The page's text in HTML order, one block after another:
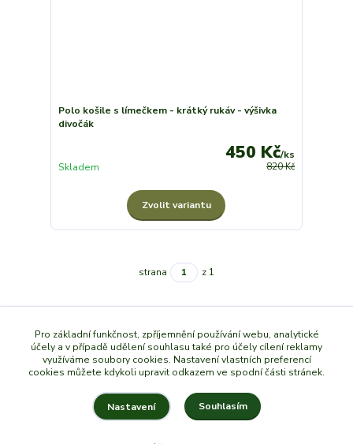
Polo košile s límečkem - krátký rukáv - výšivka
divočák
820 Kč
450 Kč/ks
Skladem
Zvolit variantu
strana z 1
Pro základní funkčnost, zpříjemnění používání webu, analytické
účely a v případě udělení souhlasu také pro účely cílení reklamy
využíváme soubory cookies. Nastavení vlastních preferencí
cookies můžete kdykoli upravit odkazem ve spodní části stránek.
Nastavení Souhlasím